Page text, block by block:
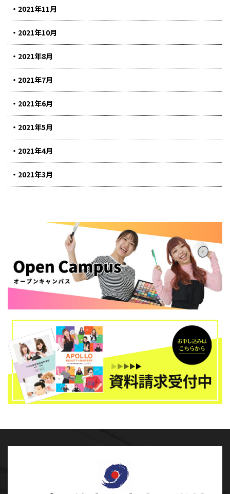
2021年11月
2021年10月
2021年8月
2021年7月
2021年6月
2021年5月
2021年4月
2021年3月